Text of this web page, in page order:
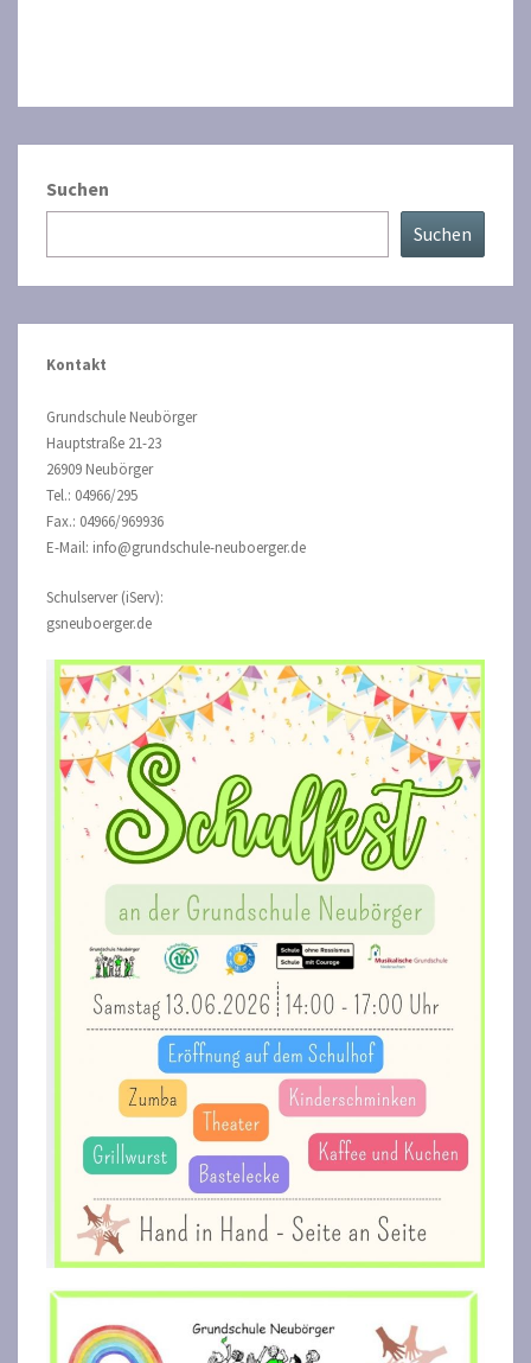
Suchen
Suchen
Kontakt
Grundschule Neubörger
Hauptstraße 21-23
26909 Neubörger
Tel.: 04966/295
Fax.: 04966/969936
E-Mail: info@grundschule-neuboerger.de
Schulserver (iServ):
gsneuboerger.de